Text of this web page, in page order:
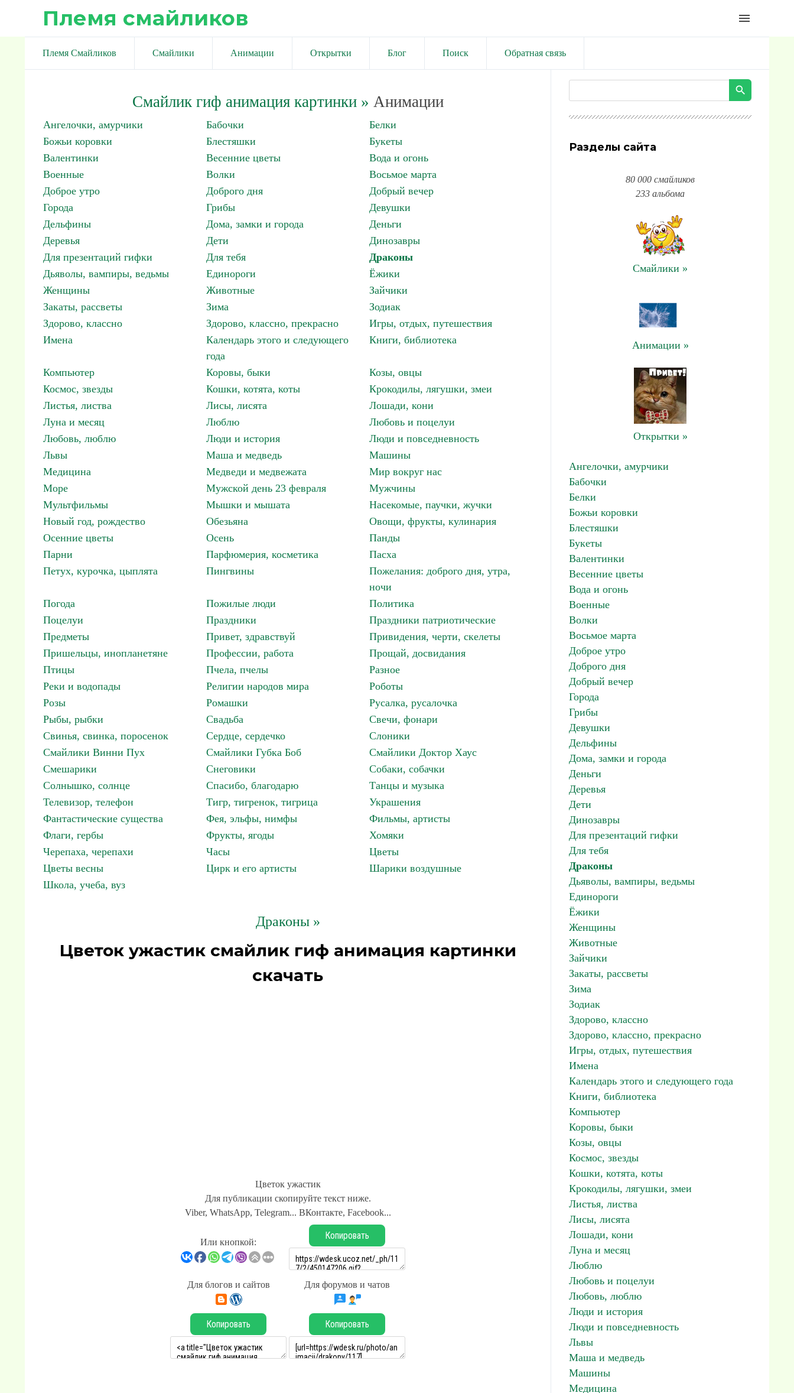
Племя смайликов menu
Племя Смайликов Смайлики Анимации Открытки Блог Поиск Обратная связь
Смайлик гиф анимация картинки» Анимации
Ангелочки, амурчики Бабочки
Белки
Божьи коровки
Блестяшки
Букеты
Валентинки
Весенние цветы
Вода и огонь
Военные
Волки
Восьмое марта
Доброе утро
Доброго дня
Добрый вечер
Города
Грибы
Девушки
Дельфины
Дома, замки и города
Деньги
Деревья
Дети
Динозавры
Для презентаций гифки
Для тебя
Драконы
Дьяволы, вампиры, ведьмы
Единороги
Ёжики
Женщины
Животные
Зайчики
Закаты, рассветы
Зима
Зодиак
Здорово, классно
Здорово, классно, прекрасно
Игры, отдых, путешествия
Имена
Календарь этого и следующего
года
Книги, библиотека
Компьютер Коровы, быки
Козы, овцы
Космос, звезды
Кошки, котята, коты
Крокодилы, лягушки, змеи
Листья, листва
Лисы, лисята
Лошади, кони
Луна и месяц
Люблю
Любовь и поцелуи
Любовь, люблю
Люди и история
Люди и повседневность
Львы
Маша и медведь
Машины
Медицина
Медведи и медвежата
Мир вокруг нас
Море
Мужской день 23 февраля
Мужчины
Мультфильмы
Мышки и мышата
Насекомые, паучки, жучки
Новый год, рождество
Обезьяна
Овощи, фрукты, кулинария
Осенние цветы
Осень
Панды
Парни
Парфюмерия, косметика
Пасха
Петух, курочка, цыплята
Пингвины
Пожелания: доброго дня, утра,
ночи
Погода
Пожилые люди
Политика
Поцелуи
Праздники
Праздники патриотические
Предметы
Привет, здравствуй
Привидения, черти, скелеты
Пришельцы, инопланетяне
Профессии, работа
Прощай, досвидания
Птицы
Пчела, пчелы
Разное
Реки и водопады
Религии народов мира
Роботы
Розы
Ромашки
Русалка, русалочка
Рыбы, рыбки
Свадьба
Свечи, фонари
Свинья, свинка, поросенок
Сердце, сердечко
Слоники
Смайлики Винни Пух
Смайлики Губка Боб
Смайлики Доктор Хаус
Смешарики
Снеговики
Собаки, собачки
Солнышко, солнце
Спасибо, благодарю
Танцы и музыка
Телевизор, телефон
Тигр, тигренок, тигрица
Украшения
Фантастические существа
Фея, эльфы, нимфы
Фильмы, артисты
Флаги, гербы
Фрукты, ягоды
Хомяки
Черепаха, черепахи
Часы
Цветы
Цветы весны
Цирк и его артисты
Шарики воздушные
Школа, учеба, вуз
Драконы »
Цветок ужастик смайлик гиф анимация картинки
скачать
Цветок ужастик
Для публикации скопируйте текст ниже.
Viber, WhatsApp, Telegram... ВКонтакте, Facebook...
Или кнопкой:
Копировать
Для блогов и сайтов Для форумов и чатов
Копировать Копировать
Разделы сайта
80 000 смайликов
233 альбома
Смайлики »
Анимации »
Открытки »
Ангелочки, амурчики
Бабочки
Белки
Божьи коровки
Блестяшки
Букеты
Валентинки
Весенние цветы
Вода и огонь
Военные
Волки
Восьмое марта
Доброе утро
Доброго дня
Добрый вечер
Города
Грибы
Девушки
Дельфины
Дома, замки и города
Деньги
Деревья
Дети
Динозавры
Для презентаций гифки
Для тебя
Драконы
Дьяволы, вампиры, ведьмы
Единороги
Ёжики
Женщины
Животные
Зайчики
Закаты, рассветы
Зима
Зодиак
Здорово, классно
Здорово, классно, прекрасно
Игры, отдых, путешествия
Имена
Календарь этого и следующего года
Книги, библиотека
Компьютер
Коровы, быки
Козы, овцы
Космос, звезды
Кошки, котята, коты
Крокодилы, лягушки, змеи
Листья, листва
Лисы, лисята
Лошади, кони
Луна и месяц
Люблю
Любовь и поцелуи
Любовь, люблю
Люди и история
Люди и повседневность
Львы
Маша и медведь
Машины
Медицина